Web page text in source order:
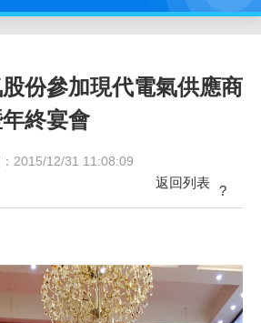
份參加現代電氣供應商
終宴會
2015/12/31 11:08:09
?
返回列表